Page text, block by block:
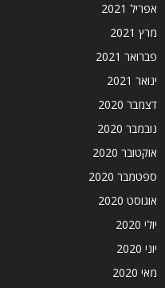
אפריל 2021
מרץ 2021
פברואר 2021
ינואר 2021
דצמבר 2020
נובמבר 2020
אוקטובר 2020
ספטמבר 2020
אוגוסט 2020
יולי 2020
יוני 2020
מאי 2020